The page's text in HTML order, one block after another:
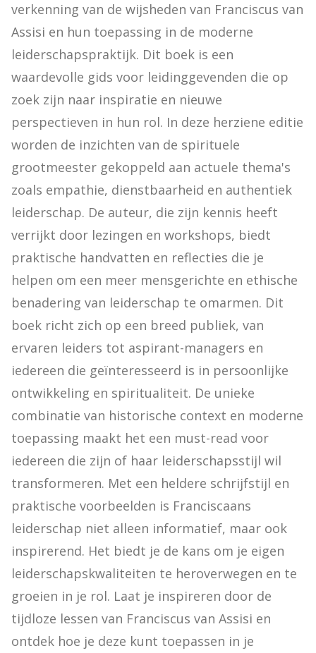
verkenning van de wijsheden van Franciscus van
Assisi en hun toepassing in de moderne
leiderschapspraktijk. Dit boek is een
waardevolle gids voor leidinggevenden die op
zoek zijn naar inspiratie en nieuwe
perspectieven in hun rol. In deze herziene editie
worden de inzichten van de spirituele
grootmeester gekoppeld aan actuele thema's
zoals empathie, dienstbaarheid en authentiek
leiderschap. De auteur, die zijn kennis heeft
verrijkt door lezingen en workshops, biedt
praktische handvatten en reflecties die je
helpen om een meer mensgerichte en ethische
benadering van leiderschap te omarmen. Dit
boek richt zich op een breed publiek, van
ervaren leiders tot aspirant-managers en
iedereen die geïnteresseerd is in persoonlijke
ontwikkeling en spiritualiteit. De unieke
combinatie van historische context en moderne
toepassing maakt het een must-read voor
iedereen die zijn of haar leiderschapsstijl wil
transformeren. Met een heldere schrijfstijl en
praktische voorbeelden is Franciscaans
leiderschap niet alleen informatief, maar ook
inspirerend. Het biedt je de kans om je eigen
leiderschapskwaliteiten te heroverwegen en te
groeien in je rol. Laat je inspireren door de
tijdloze lessen van Franciscus van Assisi en
ontdek hoe je deze kunt toepassen in je